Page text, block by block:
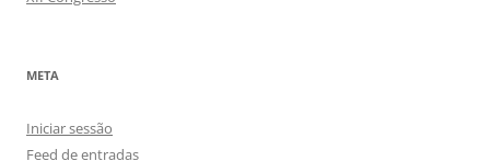
META
Iniciar sessão
Feed de entradas